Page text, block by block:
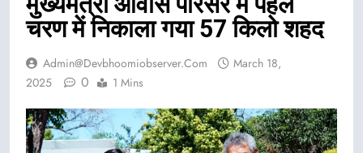
चरण में निकाला गया 57 किलो शहद
Admin@devbhoomiobserver.com
March 18,
2025
0 1 Mins